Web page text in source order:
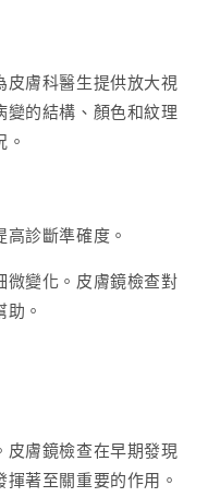
皮膚科醫生提供放大視
變的結構、顏色和紋理
診斷準確度。
微變化。皮膚鏡檢查對
。
皮膚鏡檢查在早期發現
著至關重要的作用。